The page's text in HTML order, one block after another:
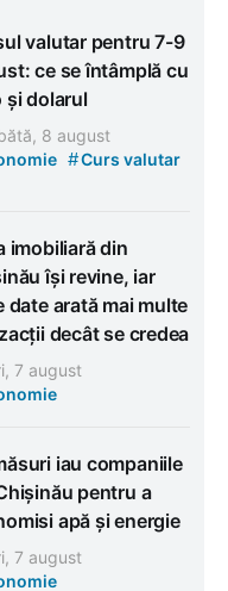
valutar pentru 7-9
ce se întâmplă cu
și dolarul
8 august
#Curs valutar
imobiliară din
își revine, iar
date arată mai multe
decât se credea
7 august
iau companiile
pentru a
apă și energie
7 august